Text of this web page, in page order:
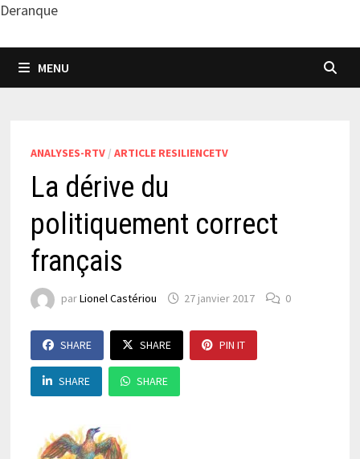
Deranque
MENU
ANALYSES-RTV/ ARTICLE RESILIENCETV
La dérive du
politiquement correct
français
parLionel Castériou 27 janvier 2017 0
SHARE SHARE PIN IT
SHARE SHARE